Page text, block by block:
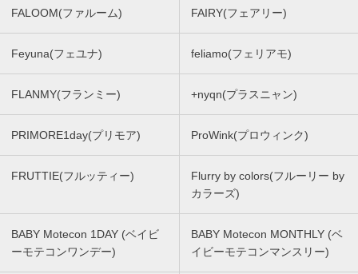
FALOOM(ファルーム) FAIRY(フェアリー)
Feyuna(フェユナ) feliamo(フェリアモ)
FLANMY(フランミー) +nyqn(プラスニャン)
PRIMORE1day(プリモア) ProWink(プロウィンク)
FRUTTIE(フルッティー)
Flurry by colors(フルーリー by
カラーズ)
BABY Motecon 1DAY (ベイビ
ーモテコンワンデー)
BABY Motecon MONTHLY (ベ
イビーモテコンマンスリー)